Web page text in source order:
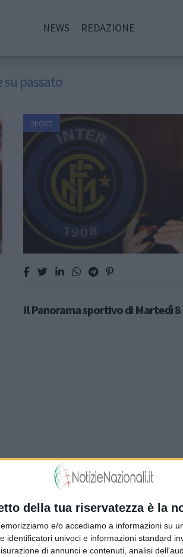
della tua riservatezza è la
e/o accediamo a informazioni su
identificatori univoci e informazioni standard
di annunci e contenuti, analisi
NEWS REDAZIONE
su passato
SPORT
Il Panorama sportivo di Martedì